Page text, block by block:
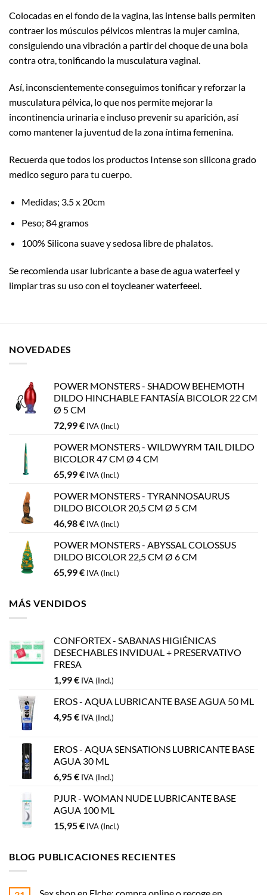
Colocadas en el fondo de la vagina, las intense balls permiten
contraer los músculos pélvicos mientras la mujer camina,
consiguiendo una vibración a partir del choque de una bola
contra otra, tonificando la musculatura vaginal.
Así, inconscientemente conseguimos tonificar y reforzar la
musculatura pélvica, lo que nos permite mejorar la
incontinencia urinaria e incluso prevenir su aparición, así
como mantener la juventud de la zona íntima femenina.
Recuerda que todos los productos Intense son silicona grado
medico seguro para tu cuerpo.
Medidas; 3.5 x 20cm
Peso; 84 gramos
100% Silicona suave y sedosa libre de phalatos.
Se recomienda usar lubricante a base de agua waterfeel y
limpiar tras su uso con el toycleaner waterfeeel.
NOVEDADES
POWER MONSTERS - SHADOW BEHEMOTH
DILDO HINCHABLE FANTASÍA BICOLOR 22 CM
Ø 5 CM
72,99€ IVA (Incl.)
POWER MONSTERS - WILDWYRM TAIL DILDO
BICOLOR 47 CM Ø 4 CM
65,99€ IVA (Incl.)
POWER MONSTERS - TYRANNOSAURUS
DILDO BICOLOR 20,5 CM Ø 5 CM
46,98€ IVA (Incl.)
POWER MONSTERS - ABYSSAL COLOSSUS
DILDO BICOLOR 22,5 CM Ø 6 CM
65,99€ IVA (Incl.)
MÁS VENDIDOS
CONFORTEX - SABANAS HIGIÉNICAS
DESECHABLES INVIDUAL + PRESERVATIVO
FRESA
1,99€ IVA (Incl.)
EROS - AQUA LUBRICANTE BASE AGUA 50 ML
4,95€ IVA (Incl.)
EROS - AQUA SENSATIONS LUBRICANTE BASE
AGUA 30 ML
6,95€ IVA (Incl.)
PJUR - WOMAN NUDE LUBRICANTE BASE
AGUA 100 ML
15,95€ IVA (Incl.)
BLOG PUBLICACIONES RECIENTES